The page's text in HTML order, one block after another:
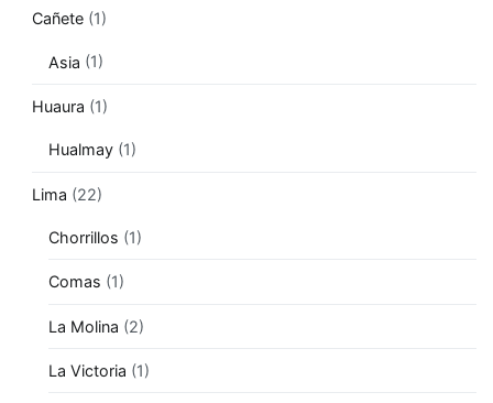
Cañete (1)
Asia (1)
Huaura (1)
Hualmay(1)
Lima (22)
Chorrillos (1)
Comas (1)
La Molina (2)
La Victoria (1)